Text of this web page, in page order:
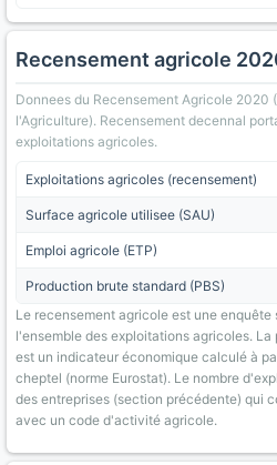
Recensement agricole
Donnees du Recensement Agricole 2020
l'Agriculture). Recensement decennal
exploitations agricoles.
Exploitations agricoles (recensement)
Surface agricole utilisee (SAU)
Emploi agricole (ETP)
Production brute standard (PBS)
Le recensement agricole est une
l'ensemble des exploitations agricoles.
est un indicateur économique calculé à
cheptel (norme Eurostat). Le nombre
des entreprises (section précédente) qui
avec un code d'activité agricole.